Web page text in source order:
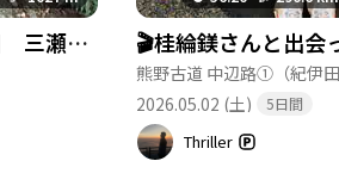
熊野古道 伊勢路 2日目 三瀬谷〜紀伊長島
2026.05.02 (土)
5日間
Thriller